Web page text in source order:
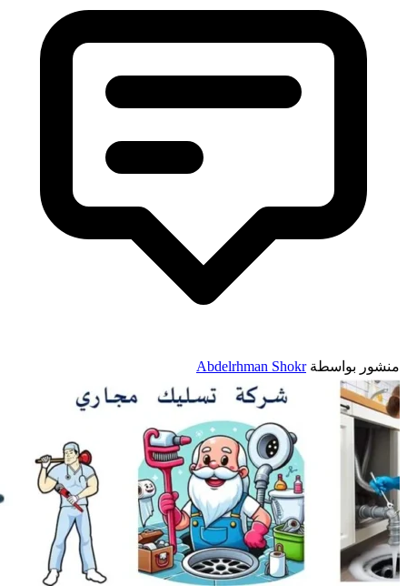
بواسطةAbdelrhman Shokr